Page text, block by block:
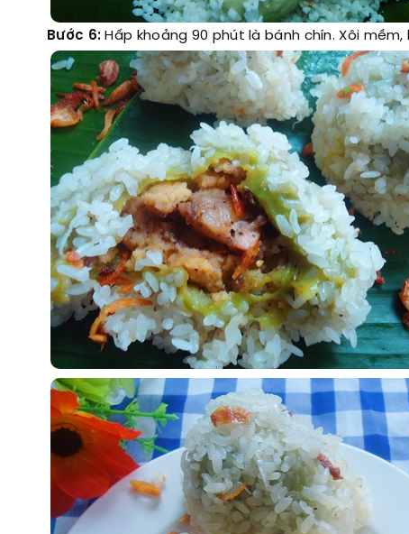
Bước 6: Hấp khoảng 90 phút là bánh chín. Xôi